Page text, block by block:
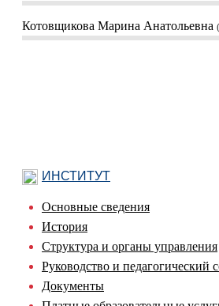
Котовщикова Марина Анатольевна
ИНСТИТУТ
Основные сведения
История
Структура и органы управления
Руководство и педагогический
Документы